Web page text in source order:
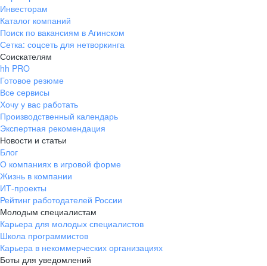
Инвесторам
Каталог компаний
Поиск по вакансиям в Агинском
Сетка: соцсеть для нетворкинга
Соискателям
hh PRO
Готовое резюме
Все сервисы
Хочу у вас работать
Производственный календарь
Экспертная рекомендация
Новости и статьи
Блог
О компаниях в игровой форме
Жизнь в компании
ИТ-проекты
Рейтинг работодателей России
Молодым специалистам
Карьера для молодых специалистов
Школа программистов
Карьера в некоммерческих организациях
Боты для уведомлений